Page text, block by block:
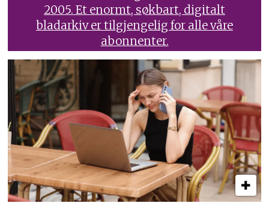
2005. Et enormt, søkbart, digitalt
bladarkiv er tilgjengelig for alle våre
abonnenter.